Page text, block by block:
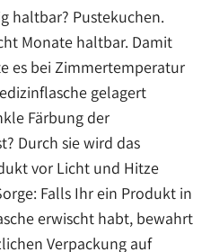
haltbar? Pustekuchen.
Monate haltbar. Damit
es bei Zimmertemperatur
gelagert
Färbung der
Durch sie wird das
vor Licht und Hitze
Falls Ihr ein Produkt in
erwischt habt, bewahrt
Verpackung auf